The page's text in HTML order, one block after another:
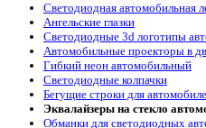
Светодиодная автомобильная
Ангельские глазки
Светодиодные 3d логотипы
Автомобильные проекторы в
Гибкий неон автомобильный
Светодиодные колпачки
Бегущие строки для
Эквалайзеры на стекло
Обманки для светодиодных